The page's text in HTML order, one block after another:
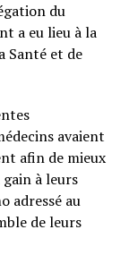
du
a eu lieu à la
Santé et de
avaient
afin de mieux
à leurs
adressé au
de leurs